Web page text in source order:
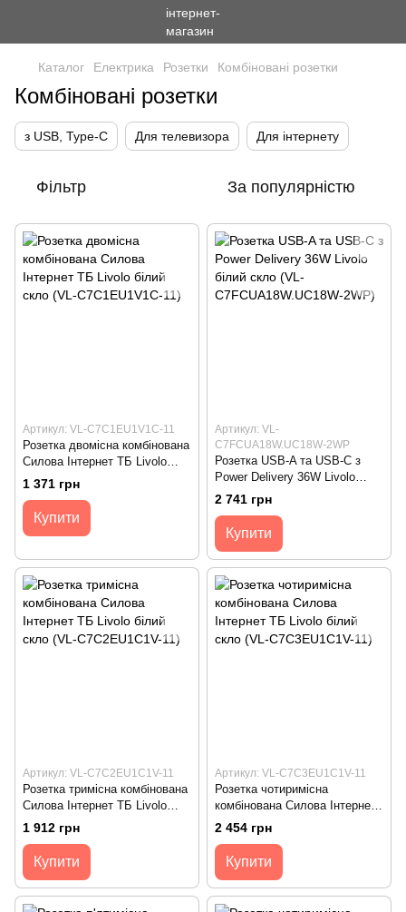
Каталог Електрика Розетки Комбіновані розетки
Комбіновані розетки
з USB, Type-C Для телевизора Для інтернету
Фільтр За популярністю
Артикул: VL-C7C1EU1V1C-11
Розетка двомісна комбінована
Силова Інтернет ТБ Livolo
білий скло (VL-C7C1EU1V1C-
1 371 грн
Купити
Артикул: VL-
C7FCUA18W.UC18W-2WP
Розетка USB-A та USB-C з
Power Delivery 36W Livolo
білий скло (VL-
C7FCUA18W.UC18W-2WP)
2 741 грн
Купити
Артикул: VL-C7C2EU1C1V-11
Розетка тримісна комбінована
Силова Інтернет ТБ Livolo
білий скло (VL-C7C2EU1C1V-
1 912 грн
Купити
Артикул: VL-C7C3EU1C1V-11
Розетка чотиримісна
комбінована Силова Інтернет
ТБ Livolo білий скло (VL-
C7C3EU1C1V-11)
2 454 грн
Купити